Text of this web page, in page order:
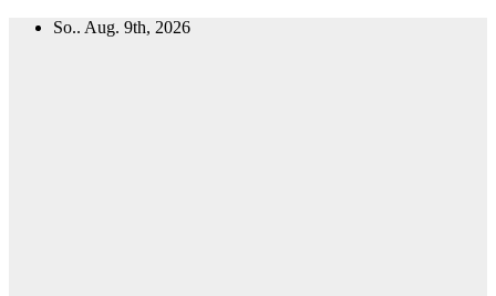
Zum
So.. Aug. 9th, 2026